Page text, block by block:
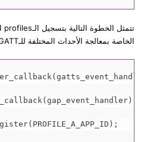
الخاصة بمعالجة الأحداث المختلفة للـGATT و GAP.